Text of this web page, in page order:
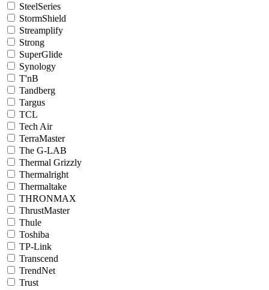
SteelSeries
StormShield
Streamplify
Strong
SuperGlide
Synology
T'nB
Tandberg
Targus
TCL
Tech Air
TerraMaster
The G-LAB
Thermal Grizzly
Thermalright
Thermaltake
THRONMAX
ThrustMaster
Thule
Toshiba
TP-Link
Transcend
TrendNet
Trust